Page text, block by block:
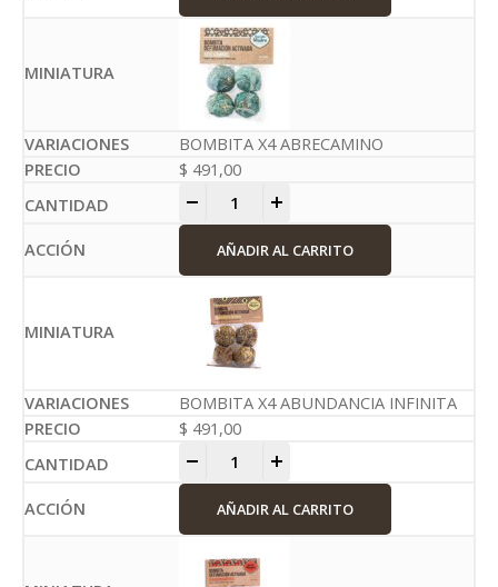
BOMBITA X4 ABRECAMINO
$ 491,00
AÑADIR AL CARRITO
BOMBITA X4 ABUNDANCIA INFINITA
$ 491,00
AÑADIR AL CARRITO